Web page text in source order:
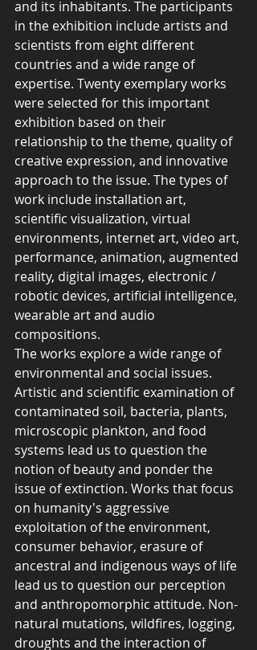
and its inhabitants. The participants
in the exhibition include artists and
scientists from eight different
countries and a wide range of
expertise. Twenty exemplary works
were selected for this important
exhibition based on their
relationship to the theme, quality of
creative expression, and innovative
approach to the issue. The types of
work include installation art,
scientific visualization, virtual
environments, internet art, video art,
performance, animation, augmented
reality, digital images, electronic /
robotic devices, artificial intelligence,
wearable art and audio
compositions.
The works explore a wide range of
environmental and social issues.
Artistic and scientific examination of
contaminated soil, bacteria, plants,
microscopic plankton, and food
systems lead us to question the
notion of beauty and ponder the
issue of extinction. Works that focus
on humanity's aggressive
exploitation of the environment,
consumer behavior, erasure of
ancestral and indigenous ways of life
lead us to question our perception
and anthropomorphic attitude. Non-
natural mutations, wildfires, logging,
droughts and the interaction of